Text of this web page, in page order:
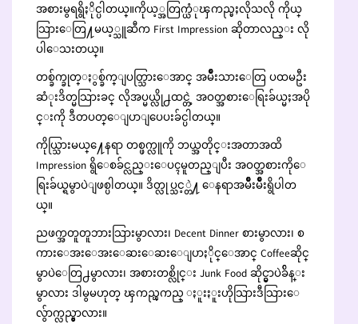
အစားမွရရွိႏိုင္ပါတယ္။ကိုယ့္အတြက္ယံုၾကည္မႈလိုသလို ကိုယ္
သြားေတြ႔မယ့္သူဆီက First Impression ဆိုတာလည္း လို
ပါေသးတယ္။
တစ္ခ်က္ခုတ္ႏွစ္ခ်က္ျပတ္သြားေအာင္ အမ်ိဳးသားေတြ ပထမဦး
ဆံုးဒိတ္မသြားခင္ လိုအပ္မယ္လို႕ထင္တဲ့ အဝတ္အစားေရြးခ်ယ္မႈအပို
င္းကို ဒီတပတ္ေျပာျပေပးခ်င္ပါတယ္။
ကိုယ္သြားမယ္႔ေနရာ တစ္ဖက္လူကို ဘယ္အတိုင္းအတာအထိ
Impression ရွိေစခ်င္လည္းေပၚမူတည္ျပီး အဝတ္အစားကိုေ
ရြးခ်ယ္ရမွာပဲျဖစ္ပါတယ္။ ဒိတ္လုပ္သင့္တဲ႔ ေနရာအမ်ိဳးမ်ိဳးရွိပါတ
ယ္။
ညဖက္အတူတူဘားသြားမွာလား၊ Decent Dinner စားမွာလား၊ စ
ကားေအးေအးေဆးေဆးေျပာႏိုင္ေအာင္ Coffeeဆိုင္
မွာပဲေတြ႕မွာလား၊ အစားတစ္လိုင္း Junk Food ဆိုင္မွာပဲခ်ိန္း
မွာလား ဒါမွမဟုတ္ ၾကည္ၾကည္ ႏူးႏူးဟိုသြားဒီသြားေ
လွ်ာက္လည္မွာလား။